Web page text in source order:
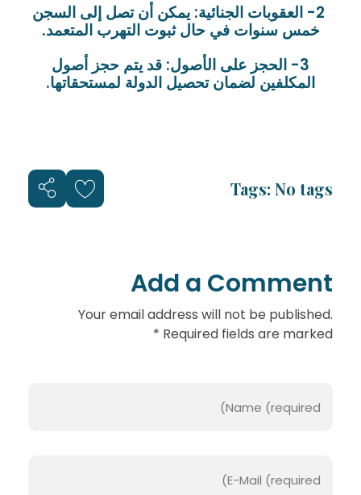
2- العقوبات الجنائية: يمكن أن تصل إلى السجن
خمس سنوات في حال ثبوت التهرب المتعمد.
3- الحجز على الأصول: قد يتم حجز أصول
المكلفين لضمان تحصيل الدولة لمستحقاتها.
Tags: No tags
Add a Comment
Your email address will not be published.
Required fields are marked *